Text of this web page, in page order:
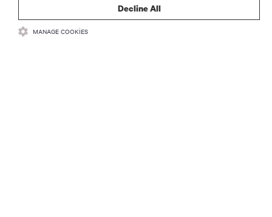
Decline All
MANAGE COOKIES